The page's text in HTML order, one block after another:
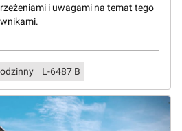
i uwagami na temat tego
L-6487 B